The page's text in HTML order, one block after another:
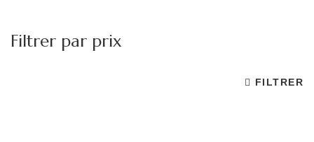
Filtrer par prix
FILTRER